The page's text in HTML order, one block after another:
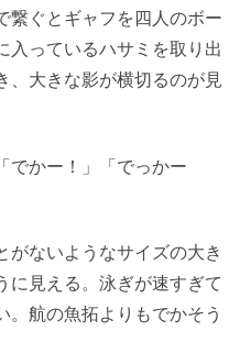
繋ぐとギャフを四人のボー
入っているハサミを取り出
、大きな影が横切るのが見
でかー！」「でっかー
がないようなサイズの大き
に見える。泳ぎが速すぎて
。航の魚拓よりもでかそう